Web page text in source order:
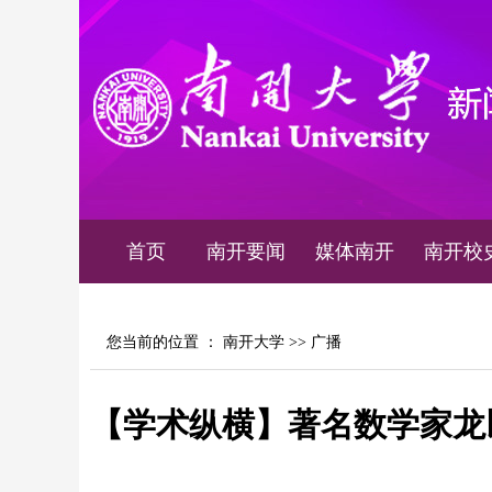
首页 南开要闻 媒体南开 南开校
您当前的位置 ： 南开大学 >> 广播
【学术纵横】著名数学家